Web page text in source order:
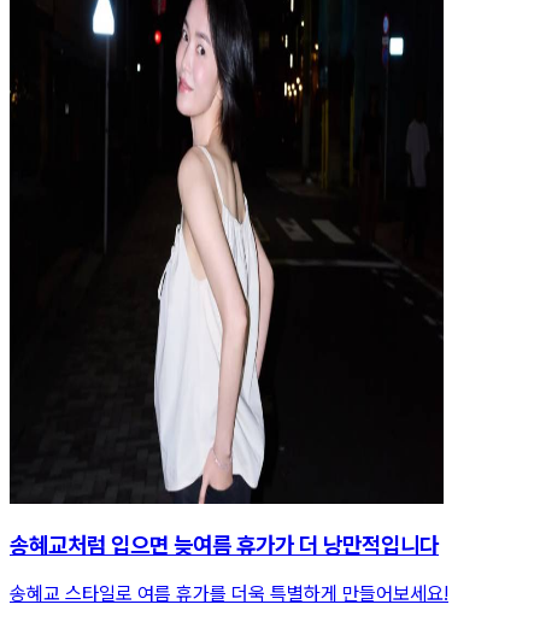
송혜교처럼 입으면 늦여름 휴가가 더 낭만적입니다
송혜교 스타일로 여름 휴가를 더욱 특별하게 만들어보세요!